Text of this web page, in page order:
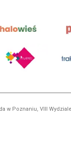
Poznaniu, VIII